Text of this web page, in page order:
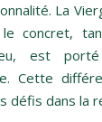
La
concret,
est porté
Cette
défis dans la